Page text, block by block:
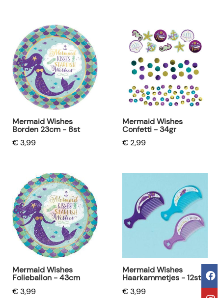
Mermaid Wishes
Borden 23cm - 8st
€ 3,99
Mermaid Wishes
Confetti - 34gr
€ 2,99
Mermaid Wishes
Folieballon - 43cm
€ 3,99
Mermaid Wishes
Haarkammetjes - 12st
€ 3,99